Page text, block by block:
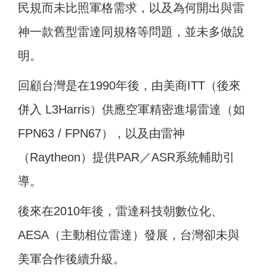
民規而未比照軍格需求，以及為何開出與雷
神一款舊型雷達同規格等問題，並未多做說
明。
回顧台灣是在1990年後，由美商ITT（後來
併入 L3Harris）供應空軍精密進場雷達（如
FPN63 / FPN67），以及由雷神
（Raytheon）提供PAR／ASR系統輔助引
導。
後來在2010年後，雷達科技朝數位化、
AESA（主動相位雷達）發展，台灣卻未與
美軍合作後續升級。